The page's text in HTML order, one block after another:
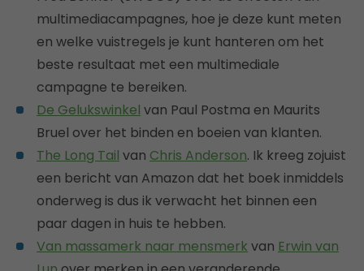
multimediacampagnes, hoe je deze kunt meten
en welke vuistregels je kunt hanteren om het
beste resultaat met een multimediale
campagne te bereiken.
De Gelukswinkel van Paul Postma en Maurits
Bruel over het binden en boeien van klanten.
The Long Tail van Chris Anderson. Ik kreeg zojuist
een bericht van Amazon dat het boek inmiddels
onderweg is dus ik verwacht het binnen een
paar dagen in huis te hebben.
Van massamerk naar mensmerk van Erwin van